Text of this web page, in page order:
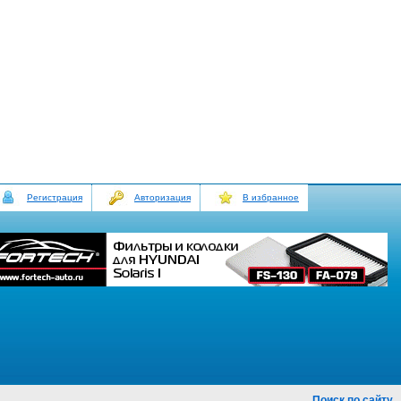
Регистрация Авторизация В избранное